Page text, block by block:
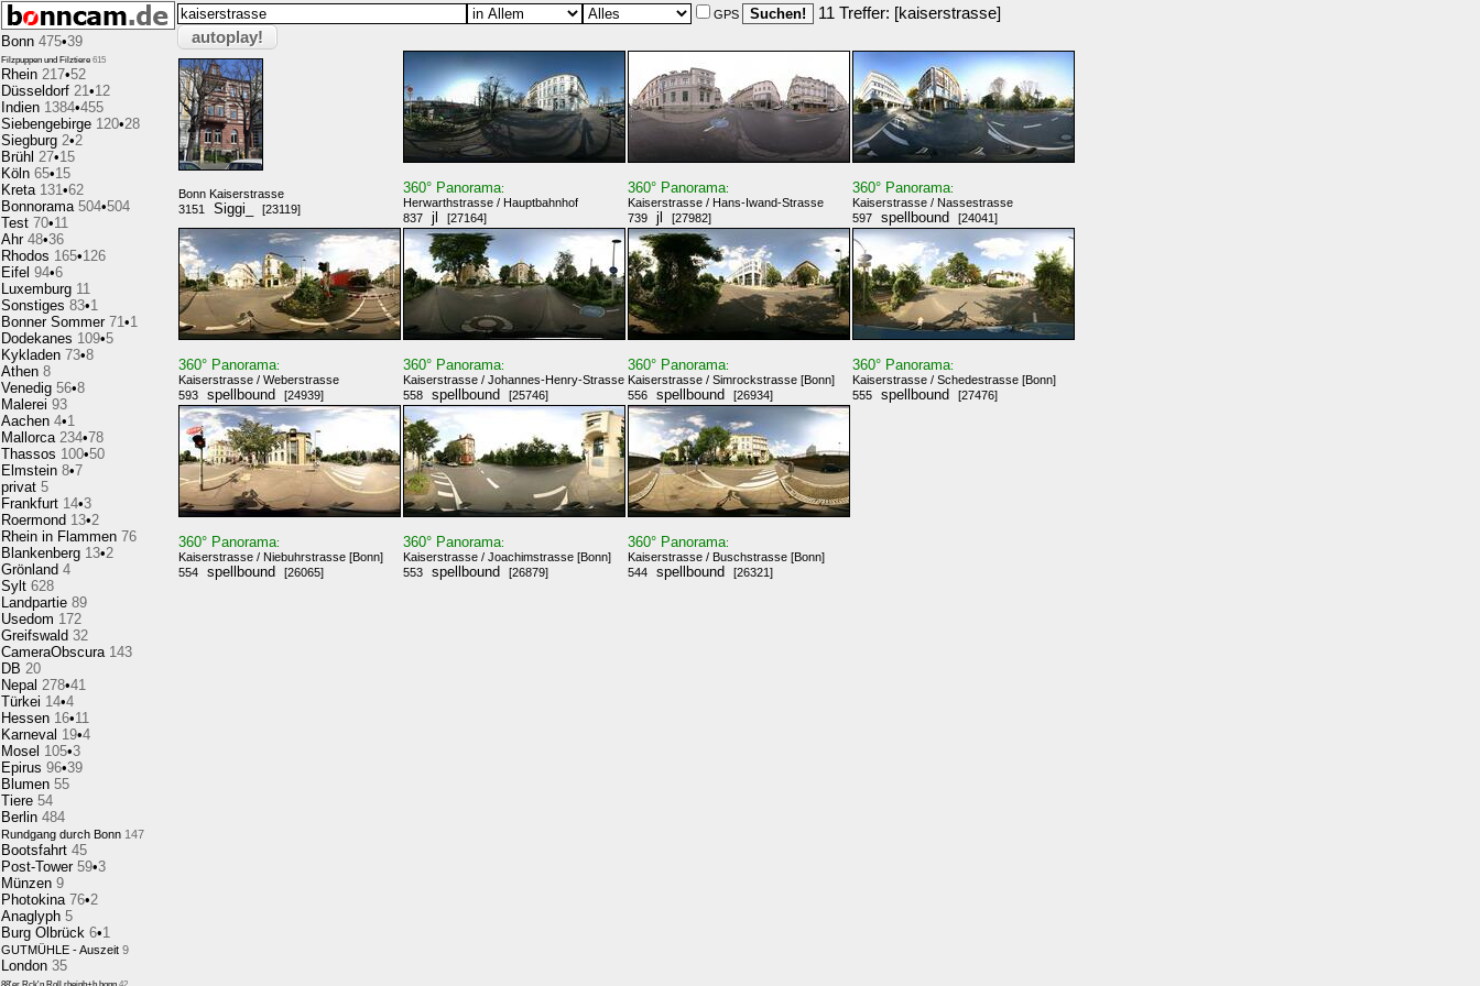
Bonn 475•39
Filzpuppen und Filztiere 615
Rhein 217•52
Düsseldorf 21•12
Indien 1384•455
Siebengebirge 120•28
Siegburg 2•2
Brühl 27•15
Köln 65•15
Kreta 131•62
Bonnorama 504•504
Test 70•11
Ahr 48•36
Rhodos 165•126
Eifel 94•6
Luxemburg 11
Sonstiges 83•1
Bonner Sommer 71•1
Dodekanes 109•5
Kykladen 73•8
Athen 8
Venedig 56•8
Malerei 93
Aachen 4•1
Mallorca 234•78
Thassos 100•50
Elmstein 8•7
privat 5
Frankfurt 14•3
Roermond 13•2
Rhein in Flammen 76
Blankenberg 13•2
Grönland 4
Sylt 628
Landpartie 89
Usedom 172
Greifswald 32
CameraObscura 143
DB 20
Nepal 278•41
Türkei 14•4
Hessen 16•11
Karneval 19•4
Mosel 105•3
Epirus 96•39
Blumen 55
Tiere 54
Berlin 484
Rundgang durch Bonn 147
Bootsfahrt 45
Post-Tower 59•3
Münzen 9
Photokina 76•2
Anaglyph 5
Burg Olbrück 6•1
GUTMÜHLE - Auszeit 9
London 35
GPS 11 Treffer: [kaiserstrasse]
autoplay!
Bonn Kaiserstrasse
3151
Siggi_ [23119]
360° Panorama:
Herwarthstrasse / Hauptbahnhof
837
jl [27164]
360° Panorama:
Kaiserstrasse / Hans-Iwand-Strasse
739
jl [27982]
360° Panorama:
Kaiserstrasse / Nassestrasse
597
spellbound [24041]
360° Panorama:
Kaiserstrasse / Weberstrasse
593
spellbound [24939]
360° Panorama:
Kaiserstrasse / Johannes-Henry-Strasse
558
spellbound [25746]
360° Panorama:
Kaiserstrasse / Simrockstrasse [Bonn]
556
spellbound [26934]
360° Panorama:
Kaiserstrasse / Schedestrasse [Bonn]
555
spellbound [27476]
360° Panorama:
Kaiserstrasse / Niebuhrstrasse [Bonn]
554
spellbound [26065]
360° Panorama:
Kaiserstrasse / Joachimstrasse [Bonn]
553
spellbound [26879]
360° Panorama:
Kaiserstrasse / Buschstrasse [Bonn]
544
spellbound [26321]